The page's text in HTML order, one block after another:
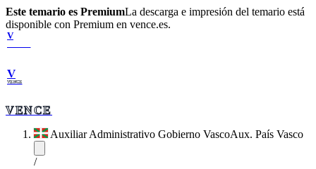
Este temario es PremiumLa descarga e impresión del temario está
disponible con Premium en vence.es.
V
V
VENCE
VENCE
Auxiliar Administrativo Gobierno VascoAux. País Vasco
/